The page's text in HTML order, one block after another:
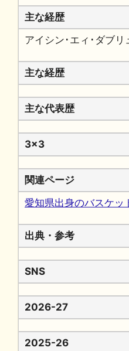
主な経歴
アイシン･エィ･ダブ
主な経歴
主な代表歴
3x3
関連ページ
愛知県出身のバスケッ
出典・参考
SNS
2026-27
2025-26